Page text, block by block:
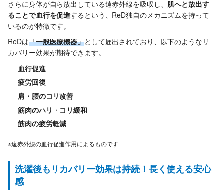
さらに身体が自ら放出している遠赤外線を吸収し、 肌へと放出す
ることで血行を促進するという、ReD独自のメカニズムを持って
いるのが特徴です。
ReDは「一般医療機器」として届出されており、以下のようなリ
カバリー効果が期待できます。
血行促進
疲労回復
肩・腰のコリ改善
筋肉のハリ・コリ緩和
筋肉の疲労軽減
※遠赤外線の血行促進作用によるものです
洗濯後もリカバリー効果は持続！長く使える安心
感